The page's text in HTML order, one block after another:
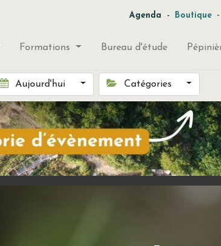
Agenda - Boutique -
Formations Bureau d'étude
Aujourd'hui Catégories